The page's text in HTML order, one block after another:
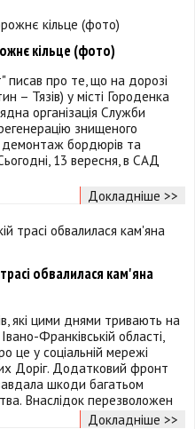
кільце (фото)
писав про те, що на дорозі
– Тязів) у місті Городенка
організація Служби
знищеного
демонтаж бордюрів та
13 вересня, в САД
Докладніше >>
обвалилася кам'яна
які цими днями тривають на
Франківській області,
це у соціальній мережі
Доріг. Додатковий фронт
шкоди багатьом
Внаслідок перезволожен
Докладніше >>